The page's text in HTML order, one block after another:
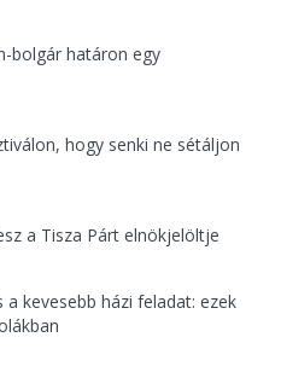
bolgár határon egy
hogy senki ne sétáljon
a Tisza Párt elnökjelöltje
a kevesebb házi feladat: ezek